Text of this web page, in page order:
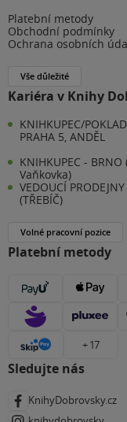
Platební metody
Obchodní podmínky
Ochrana osobních
Vše důležité
Kariéra v Knihy
KNIHKUPEC/
PRAHA 5, ANDĚL
KNIHKUPEC -
Vaňkovka)
VEDOUCÍ PRODEJNY
(TŘEBÍČ)
Volné pracovní pozice
Platební metody
+ 17
Sledujte nás
KnihyDobrovsky.cz